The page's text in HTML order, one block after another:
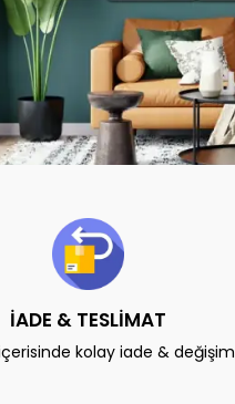
İADE & TESLİMAT
kolay iade & değişim